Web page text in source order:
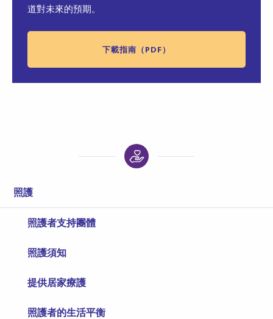
道對未來的預期。
下載指南（PDF）
照護
照護者支持團體
照護須知
提供居家療護
照護者的生活平衡